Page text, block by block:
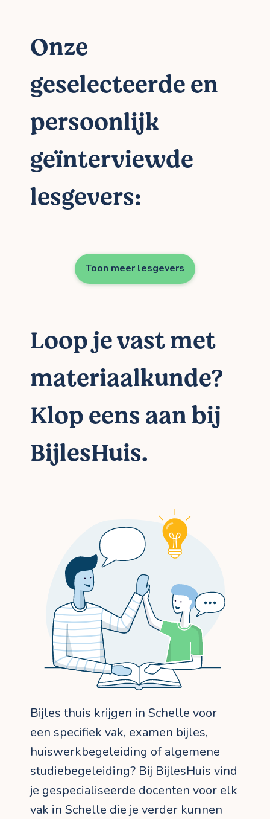
Onze
geselecteerde en
persoonlijk
geïnterviewde
lesgevers:
Toon meer lesgevers
Loop je vast met
materiaalkunde?
Klop eens aan bij
BijlesHuis.
Bijles thuis krijgen in Schelle voor
een specifiek vak, examen bijles,
huiswerkbegeleiding of algemene
studiebegeleiding? Bij BijlesHuis vind
je gespecialiseerde docenten voor elk
vak in Schelle die je verder kunnen